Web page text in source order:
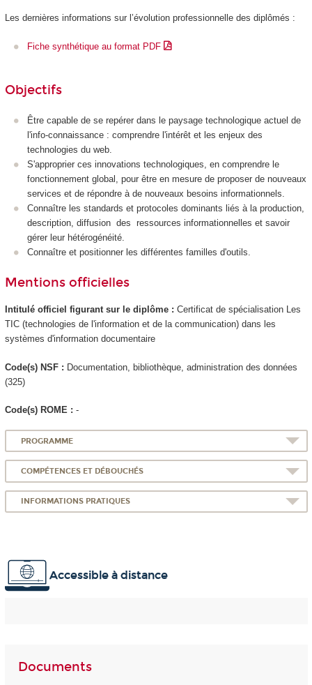
Les dernières informations sur l’évolution professionnelle des diplômés :
Fiche synthétique au format PDF
Objectifs
Être capable de se repérer dans le paysage technologique actuel de
l'info-connaissance : comprendre l'intérêt et les enjeux des
technologies du web.
S'approprier ces innovations technologiques, en comprendre le
fonctionnement global, pour être en mesure de proposer de nouveaux
services et de répondre à de nouveaux besoins informationnels.
Connaître les standards et protocoles dominants liés à la production,
description, diffusion des ressources informationnelles et savoir
gérer leur hétérogénéité.
Connaître et positionner les différentes familles d'outils.
Mentions officielles
Intitulé officiel figurant sur le diplôme : Certificat de spécialisationLes
TIC (technologies de l'information et de la communication) dans les
systèmes d'information documentaire
Code(s) NSF : Documentation, bibliothèque, administration des données
(325)
Code(s) ROME : -
PROGRAMME
COMPÉTENCES ET DÉBOUCHÉS
INFORMATIONS PRATIQUES
Accessible à distance
Documents